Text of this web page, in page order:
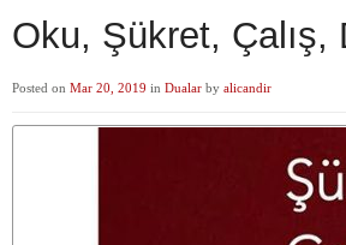
Oku, Şükret, Çalış,
Posted on Mar 20, 2019 in Dualar by alicandir